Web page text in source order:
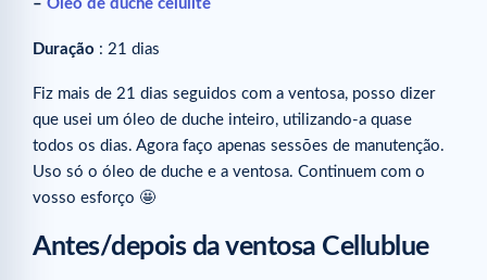
– Óleo de duche celulite
Duração : 21 dias
Fiz mais de 21 dias seguidos com a ventosa, posso dizer
que usei um óleo de duche inteiro, utilizando-a quase
todos os dias. Agora faço apenas sessões de manutenção.
Uso só o óleo de duche e a ventosa. Continuem com o
vosso esforço 🤩
Antes/depois da ventosa Cellublue